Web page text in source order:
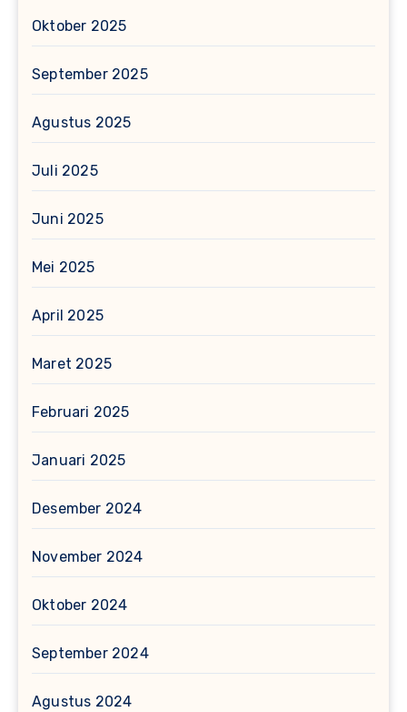
Oktober 2025
September 2025
Agustus 2025
Juli 2025
Juni 2025
Mei 2025
April 2025
Maret 2025
Februari 2025
Januari 2025
Desember 2024
November 2024
Oktober 2024
September 2024
Agustus 2024